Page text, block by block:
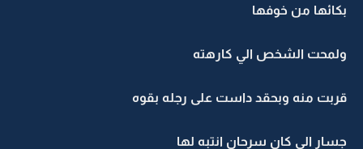
بكائها من خوفها
ولمحت الشخص الي كارهته
قربت منه وبحقد داست على رجله بقوه
جسار الي كان سرحان انتبه لها